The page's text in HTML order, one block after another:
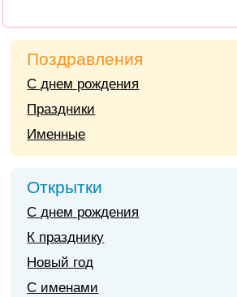
Поздравления
С днем рождения
Праздники
Именные
Открытки
С днем рождения
К празднику
Новый год
С именами